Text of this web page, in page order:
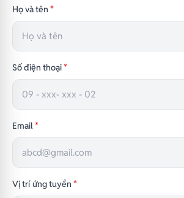
Họ và tên *
Số điện thoại*
Email*
Vị trí ứng tuyển *